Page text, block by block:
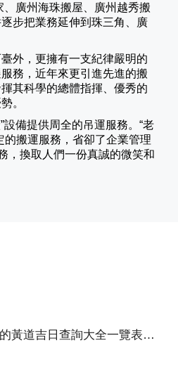
廣州海珠搬屋、廣州越秀搬
步把業務延伸到珠三角、廣
外，更擁有一支紀律嚴明的
務，近年來更引進先進的搬
其科學的總體指揮、優秀的
。
備提供周全的吊運服務。“老
搬運服務，省卻了企業管理
，換取人們一份真誠的微笑和
順豐翠園社區2022年6月份搬家的黃道吉日查詢大全一覽表哪天適合搬家好日子